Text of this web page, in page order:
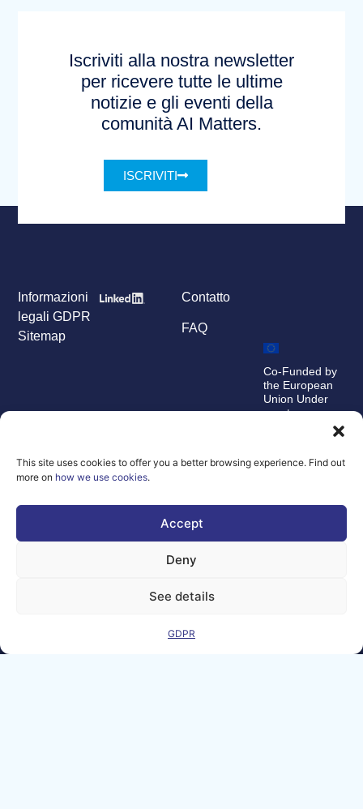
This site uses cookies to offer you a better browsing experience. Find out
more on how we use cookies.
Accept
Deny
See details
GDPR
Iscriviti alla nostra newsletter
per ricevere tutte le ultime
notizie e gli eventi della
comunità AI Matters.
ISCRIVITI
Contatto
FAQ
Informazioni
legali GDPR
Sitemap
Co-Funded by
the European
Union Under
grant
however those of